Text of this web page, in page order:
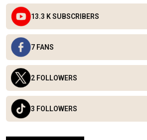
13.3 K SUBSCRIBERS
7 FANS
2 FOLLOWERS
3 FOLLOWERS